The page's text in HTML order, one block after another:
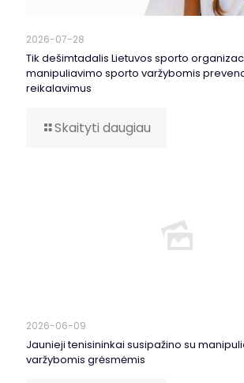
2026-07-28
Tik dešimtadalis Lietuvos sporto
manipuliavimo sporto varžybomis
reikalavimus
Skaityti daugiau
2026-06-09
Jaunieji tenisininkai susipažino su
varžybomis grėsmėmis